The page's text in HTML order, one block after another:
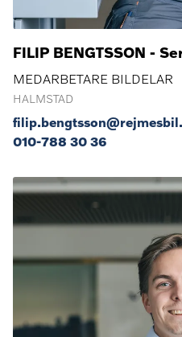
FILIP BENGTSSON -
MEDARBETARE BILDELAR
HALMSTAD
010-788 30 36